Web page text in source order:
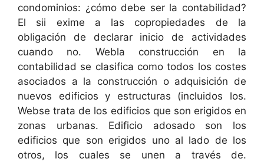
condominios: ¿cómo debe ser la contabilidad?
El sii exime a las copropiedades de la
obligación de declarar inicio de actividades
cuando no. Webla construcción en la
contabilidad se clasifica como todos los costes
asociados a la construcción o adquisición de
nuevos edificios y estructuras (incluidos los.
Webse trata de los edificios que son erigidos en
zonas urbanas. Edificio adosado son los
edificios que son erigidos uno al lado de los
otros, los cuales se unen a través de.